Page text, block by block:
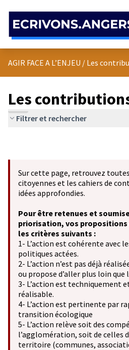
AGIR FACE A L’ENJEU / Les
Les
Filtrer et rechercher
Sur cette page, retrouvez
citoyennes et les cahiers de
idées approfondies.
Pour être retenues et
priorisation, vos
les critères suivants :
1- L’action est cohérente avec
politiques actées.
2- L’action n’est pas déjà
ou propose d’aller plus loin que
3- L’action est techniquement
réalisable.
4- L’action est pertinente par
transition écologique
5- L’action relève soit des
l’agglomération, soit de celles
territoire (communes,